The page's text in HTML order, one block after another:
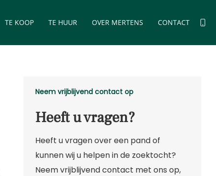
TE KOOP TE HUUR OVER MERTENS CONTACT
Neem vrijblijvend contact op
Heeft u vragen?
Heeft u vragen over een pand of
kunnen wij u helpen in de zoektocht?
Neem vrijblijvend contact met ons op,